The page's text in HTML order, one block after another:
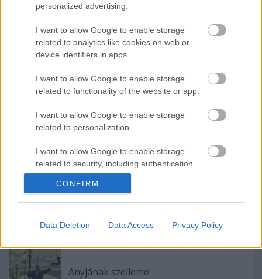
personalized advertising.
I want to allow Google to enable storage
related to analytics like cookies on web or
device identifiers in apps.
I want to allow Google to enable storage
related to functionality of the website or app.
I want to allow Google to enable storage
related to personalization.
I want to allow Google to enable storage
related to security, including authentication
functionality and fraud prevention, and other
user protection.
CONFIRM
Data Deletion Data Access Privacy Policy
Ajánlott bejegyzések:
Anyjának szelleme